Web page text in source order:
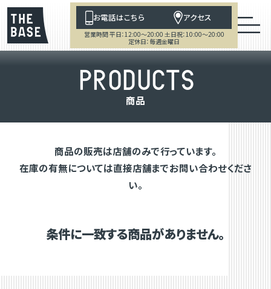
お電話はこちら アクセス
営業時間 平日：12:00～20:00 土日祝：10:00～20:00
定休日：毎週金曜日
PRODUCTS
商品
商品の販売は店舗のみで行っています。
在庫の有無については直接店舗までお問い合わせくださ
い。
条件に一致する商品がありません。